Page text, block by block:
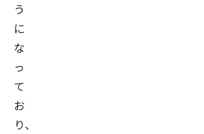
う
に
な
っ
て
お
り、